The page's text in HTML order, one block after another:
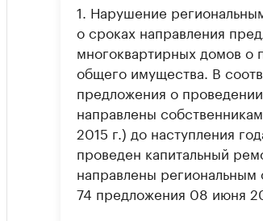
1. Нарушение
о сроках направления
многоквартирных домов о
общего имущества. В
предложения о
направлены
2015 г.) до наступления
проведен капитальный
направлены
74 предложения 08 июня